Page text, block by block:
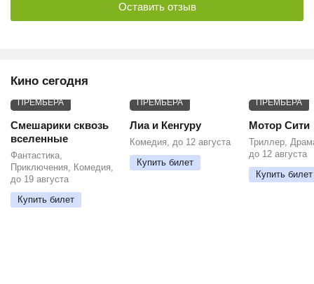
Оставить отзыв
Кино сегодня
ПРЕМЬЕРА
Смешарики сквозь
вселенные
Фантастика,
Приключения, Комедия,
до 19 августа
Купить билет
ПРЕМЬЕРА
Лиа и Кенгуру
Комедия, до 12 августа
Купить билет
ПРЕМЬЕРА
Мотор Сити
Триллер,
до 12 августа
Купить билет